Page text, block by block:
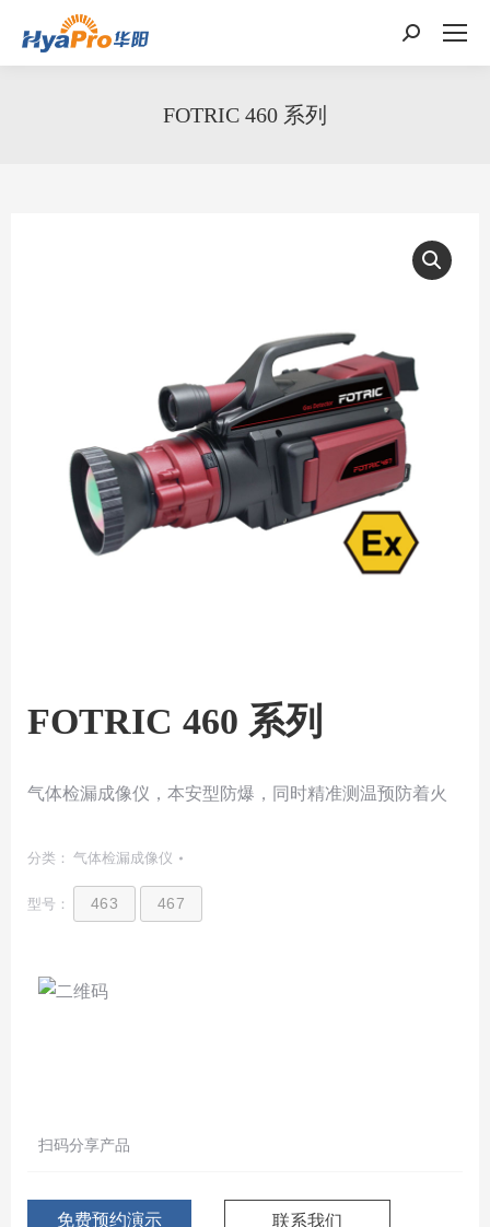
搜
索：
FOTRIC 460 系列
FOTRIC 460 系列
气体检漏成像仪，本安型防爆，同时精准测温预防着火
分类： 气体检漏成像仪
型号： 463 467
扫码分享产品
免费预约演示 联系我们